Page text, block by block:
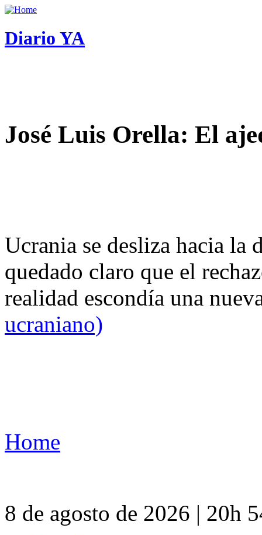
Diario YA
José Luis Orella: El
Ucrania se desliza hacia
quedado claro que el
realidad escondía una
ucraniano)
Home
8 de agosto de 2026 | 20h